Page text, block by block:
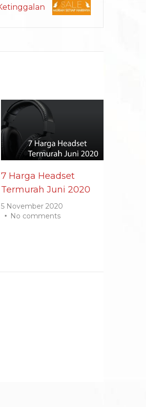
7 Harga Headset
Termurah Juni 2020
5 November 2020
No comments